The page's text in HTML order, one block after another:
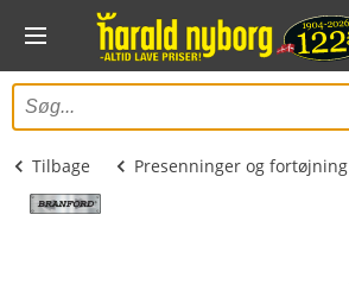
Tilbage Presenninger og fortøjning